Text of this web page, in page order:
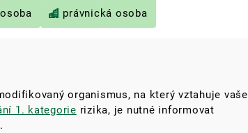
právnická osoba
organismus, na který vztahuje vaše
1. kategorie rizika, je nutné informovat